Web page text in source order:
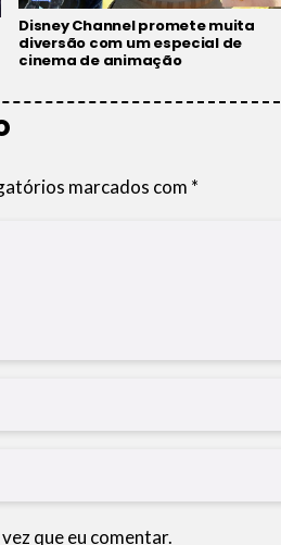
Disney Channel promete muita
diversão com um especial de
cinema de animação
marcados com *
que eu comentar.